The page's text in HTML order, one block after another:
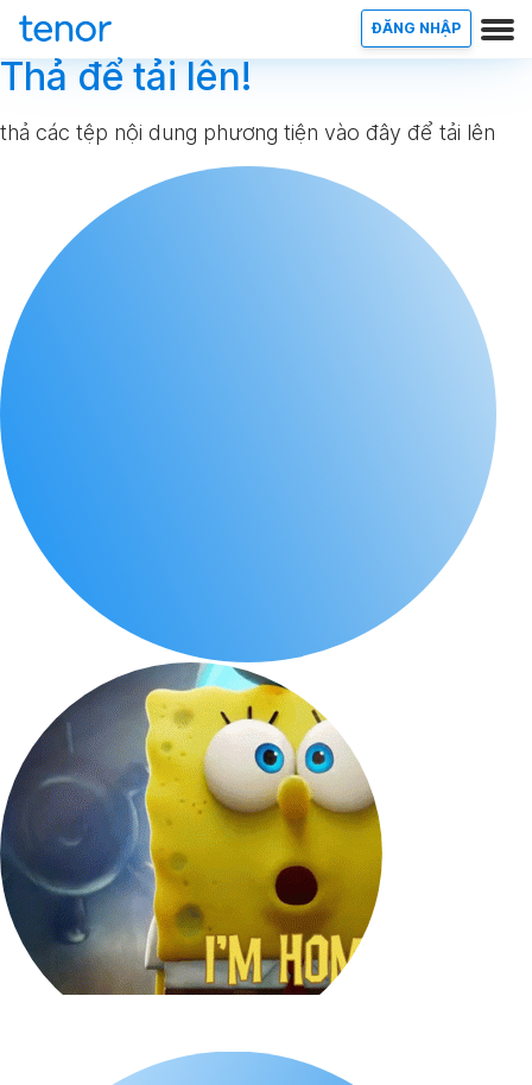
ĐĂNG NHẬP
Thả để tải lên!
thả các tệp nội dung phương tiện vào đây để tải lên